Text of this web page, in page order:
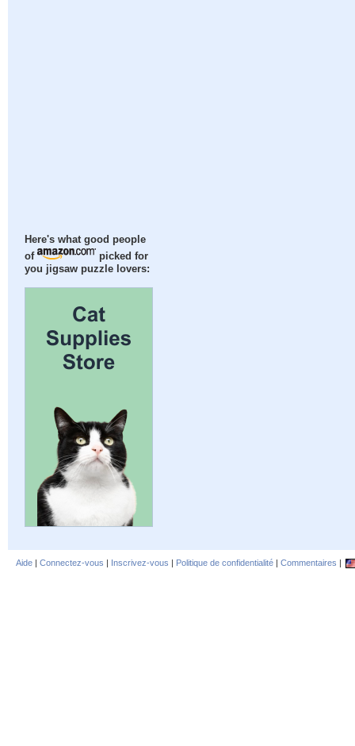
Here's what good people
of
picked for
you jigsaw puzzle lovers:
Aide | Connectez-vous | Inscrivez-vous | Politique de confidentialité | Commentaires |